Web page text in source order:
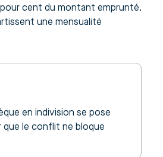
cent du montant emprunté.
une mensualité
en indivision se pose
que le conflit ne bloque